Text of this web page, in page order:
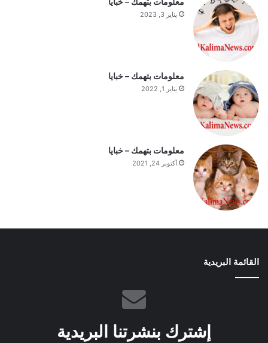
ي
و
م
يناير 3, 2023
معلومات بتهمك – خبايا
يناير 1, 2022
معلومات بتهمك – خبايا
أكتوبر 24, 2021
القائمة البريدية
إشترك بنشرتنا البريدية